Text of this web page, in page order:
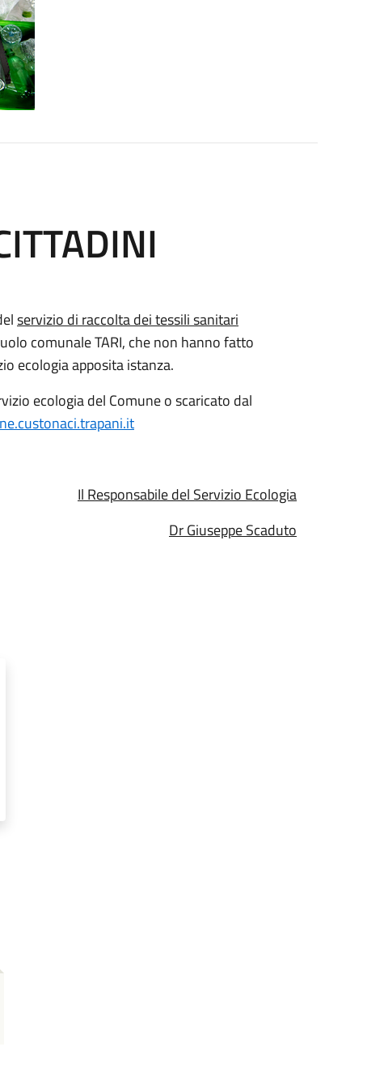
servizio di raccolta dei tessili sanitari
comunale TARI, che non hanno fatto
ecologia apposita istanza.
ecologia del Comune o scaricato dal
Il Responsabile del Servizio Ecologia
Dr Giuseppe Scaduto